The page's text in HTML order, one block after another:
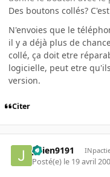
Des boutons collés?
N'envoies que le
il y a déjà plus de
collé, ça doit etre
logicielle, peut etre
version.
Citer
julien9191
Posté(e) le 19 avril